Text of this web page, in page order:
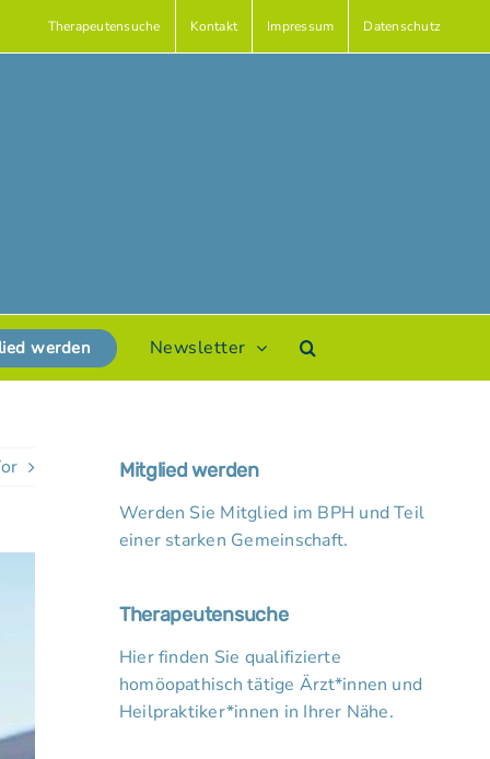
Therapeutensuche Kontakt Impressum Datenschutz
werden Newsletter
Mitglied werden
Werden Sie Mitglied im BPH und Teil
einer starken Gemeinschaft.
Therapeutensuche
Hier finden Sie qualifizierte
homöopathisch tätige Ärzt*innen und
Heilpraktiker*innen in Ihrer Nähe.